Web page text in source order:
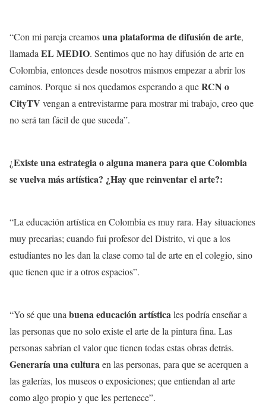
“Con mi pareja creamosuna plataforma de difusión de arte,
llamada EL MEDIO. Sentimos que no hay difusión de arte en
Colombia, entonces desde nosotros mismos empezar a abrir los
caminos. Porque si nos quedamos esperando a queRCN o
CityTV vengan a entrevistarme para mostrar mi trabajo, creo que
no será tan fácil de que suceda”.
¿Existe una estrategia o alguna manera para que Colombia
se vuelva más artística? ¿Hay que reinventar el arte?:
“La educación artística en Colombia es muy rara. Hay situaciones
muy precarias; cuando fui profesor del Distrito, vi que a los
estudiantes no les dan la clase como tal de arte en el colegio, sino
que tienen que ir a otros espacios”.
“Yo sé que una buena educación artísticales podría enseñar a
las personas que no solo existe el arte de la pintura fina. Las
personas sabrían el valor que tienen todas estas obras detrás.
Generaría una culturaen las personas, para que se acerquen a
las galerías, los museos o exposiciones; que entiendan al arte
como algo propio y que les pertenece”.